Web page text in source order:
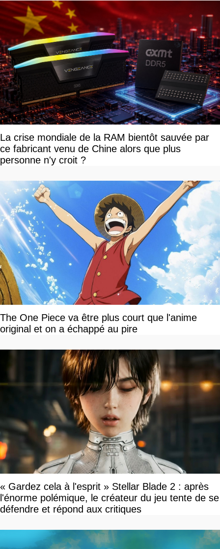
La crise mondiale de la RAM bientôt sauvée par
ce fabricant venu de Chine alors que plus
personne n'y croit ?
The One Piece va être plus court que l'anime
original et on a échappé au pire
« Gardez cela à l'esprit » Stellar Blade 2 : après
l'énorme polémique, le créateur du jeu tente de se
défendre et répond aux critiques